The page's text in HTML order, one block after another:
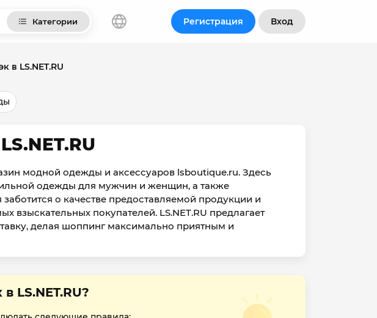
Категории Регистрация Вход
в LS.NET.RU
модной одежды и аксессуаров lsboutique.ru. Здесь
одежды для мужчин и женщин, а также
о качестве предоставляемой продукции и
взыскательных покупателей. LS.NET.RU предлагает
делая шоппинг максимально приятным и
LS.NET.RU?